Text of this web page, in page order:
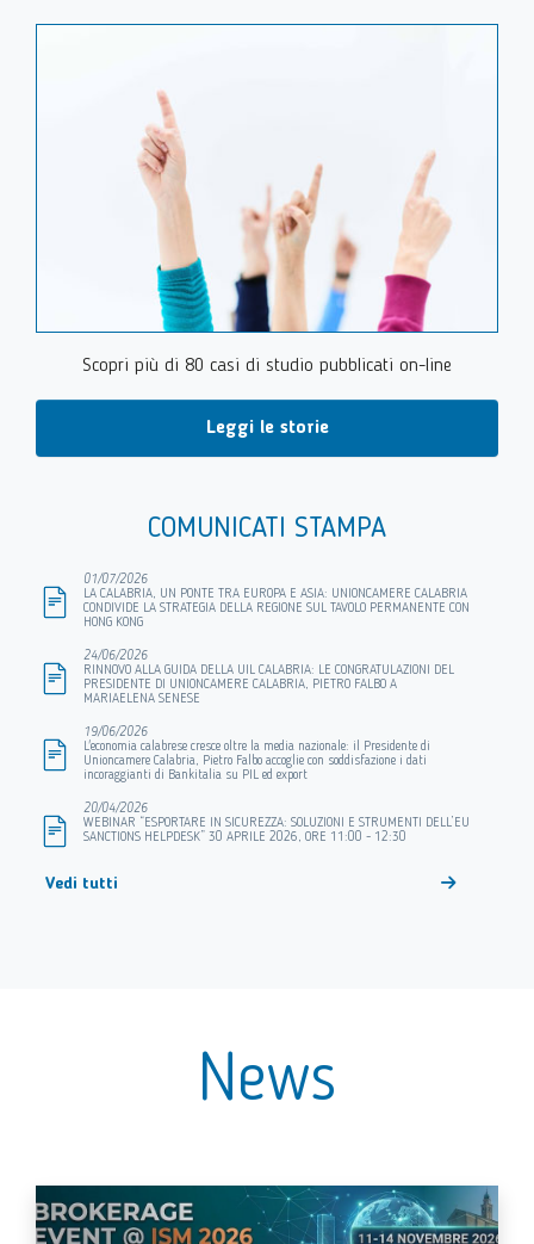
Scopri più di 80 casi di studio pubblicati on-line
Leggi le storie
COMUNICATI STAMPA
01/07/2026
LA CALABRIA, UN PONTE TRA EUROPA E ASIA: UNIONCAMERE CALABRIA
CONDIVIDE LA STRATEGIA DELLA REGIONE SUL TAVOLO PERMANENTE CON
HONG KONG
24/06/2026
RINNOVO ALLA GUIDA DELLA UIL CALABRIA: LE CONGRATULAZIONI DEL
PRESIDENTE DI UNIONCAMERE CALABRIA, PIETRO FALBO A
MARIAELENA SENESE
19/06/2026
L'economia calabrese cresce oltre la media nazionale: il Presidente di
Unioncamere Calabria, Pietro Falbo accoglie con soddisfazione i dati
incoraggianti di Bankitalia su PIL ed export
20/04/2026
WEBINAR “ESPORTARE IN SICUREZZA: SOLUZIONI E STRUMENTI DELL’EU
SANCTIONS HELPDESK” 30 APRILE 2026, ORE 11:00 - 12:30
Vedi tutti
News